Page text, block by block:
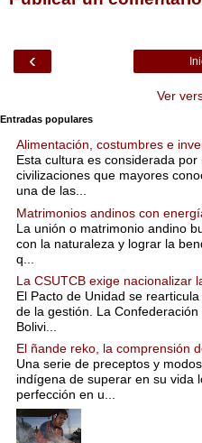
‹
Ver
Entradas populares
Alimentación, costumbres e
Esta cultura es considerada
civilizaciones que mayores
una de las...
Matrimonios andinos con
La unión o matrimonio andino
con la naturaleza y lograr la
q...
La CSUTCB exige nacionalizar
El Pacto de Unidad se
de la gestión. La
Bolivi...
El ñande reko, la comprensión
Una serie de preceptos y
indígena de superar en su vida
perfección en u...